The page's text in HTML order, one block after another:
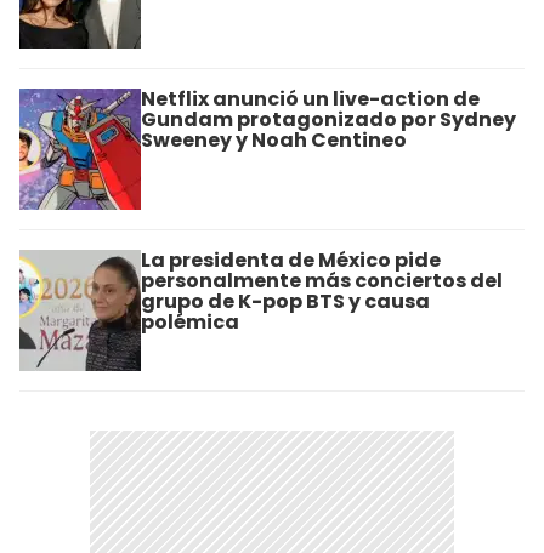
Netflix anunció un live-action de
Gundam protagonizado por Sydney
Sweeney y Noah Centineo
La presidenta de México pide
personalmente más conciertos del
grupo de K-pop BTS y causa
polémica